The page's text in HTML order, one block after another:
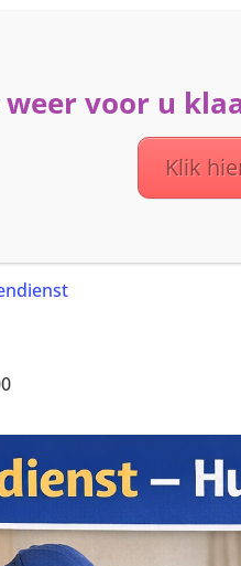
HOME ACTIVITEITEN
voor u
Klik